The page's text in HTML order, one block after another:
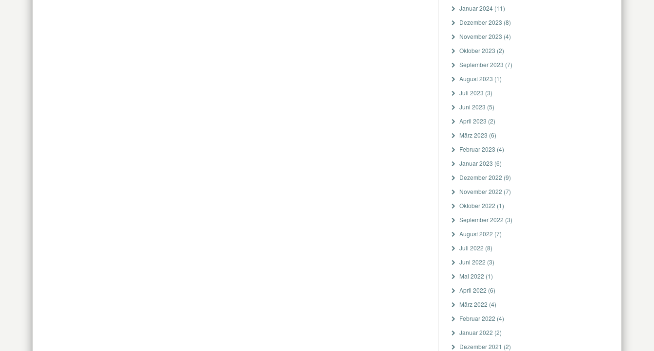
Januar 2024(11)
Dezember 2023 (8)
November 2023 (4)
Oktober 2023 (2)
September 2023 (7)
August 2023 (1)
Juli 2023 (3)
Juni 2023 (5)
April 2023 (2)
März 2023 (6)
Februar 2023 (4)
Januar 2023 (6)
Dezember 2022 (9)
November 2022 (7)
Oktober 2022 (1)
September 2022 (3)
August 2022 (7)
Juli 2022 (8)
Juni 2022 (3)
Mai 2022 (1)
April 2022 (6)
März 2022 (4)
Februar 2022 (4)
Januar 2022 (2)
Dezember 2021 (2)